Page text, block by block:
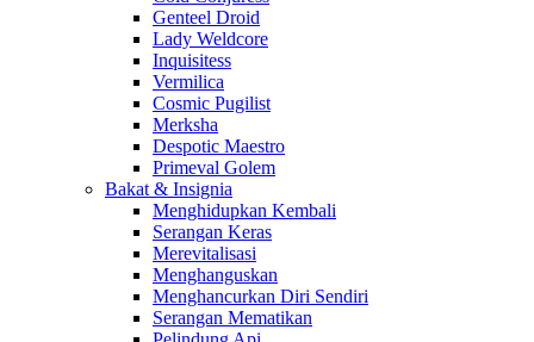
Genteel Droid
Lady Weldcore
Inquisitess
Vermilica
Cosmic Pugilist
Merksha
Despotic Maestro
Primeval Golem
Bakat & Insignia
Menghidupkan Kembali
Serangan Keras
Merevitalisasi
Menghanguskan
Menghancurkan Diri Sendiri
Serangan Mematikan